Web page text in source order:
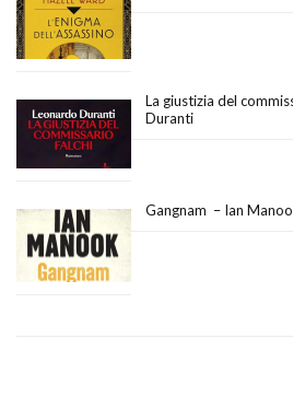
La giustizia del
Duranti
Gangnam – Ian